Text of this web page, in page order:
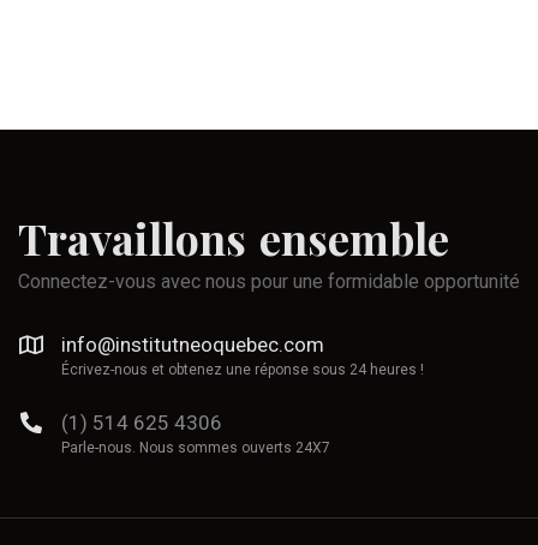
Travaillons ensemble
Connectez-vous avec nous pour une formidable opportunité
info@institutneoquebec.com
Écrivez-nous et obtenez une réponse sous 24 heures !
(1) 514 625 4306
Parle-nous. Nous sommes ouverts 24X7